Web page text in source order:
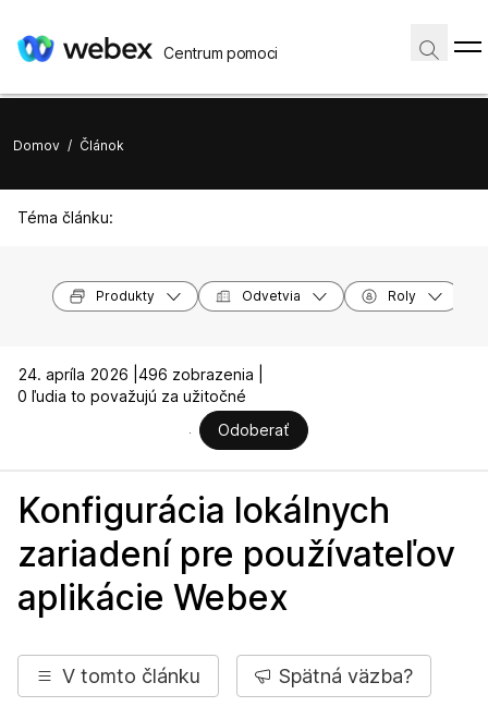
Centrum pomoci
Domov / Článok
Téma článku:
Produkty Odvetvia Roly
24. apríla 2026 | 496 zobrazenia |
0 ľudia to považujú za užitočné
Odoberať
Konfigurácia lokálnych
zariadení pre používateľov
aplikácie Webex
V tomto článku Spätná väzba?